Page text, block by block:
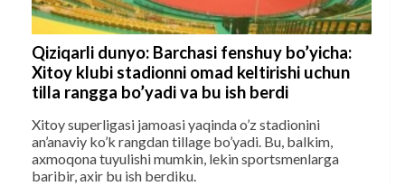
Qiziqarli dunyo: Barchasi fenshuy bo’yicha:
Xitoy klubi stadionni omad keltirishi uchun
tilla rangga bo’yadi va bu ish berdi
Xitoy superligasi jamoasi yaqinda o’z stadionini
an’anaviy ko’k rangdan tillage bo’yadi. Bu, balkim,
axmoqona tuyulishi mumkin, lekin sportsmenlarga
baribir, axir bu ish berdiku.